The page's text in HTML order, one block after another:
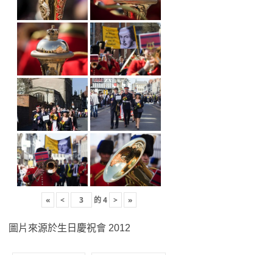
« < 的4 > »
圖片來源於生日慶祝會 2012